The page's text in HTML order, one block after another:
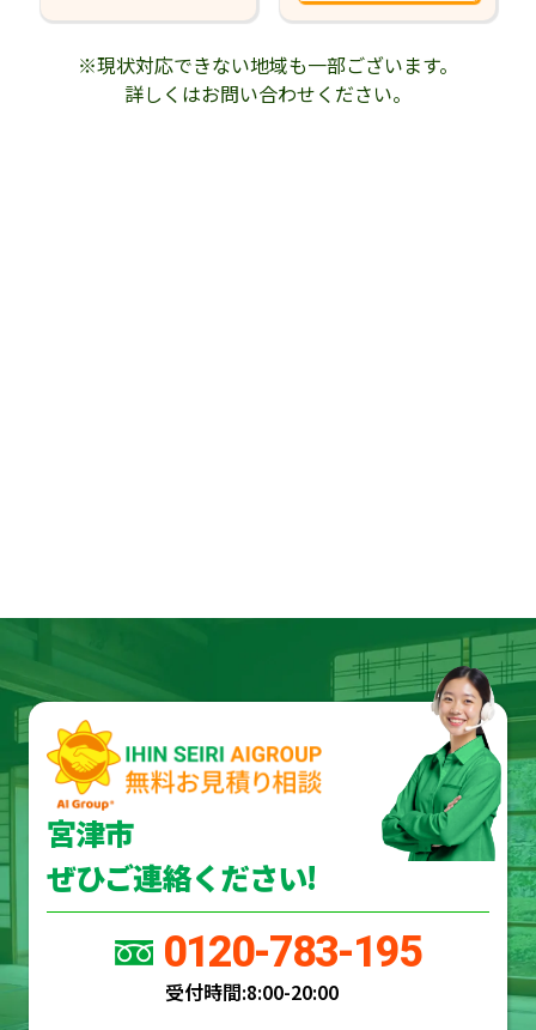
※現状対応できない地域も一部ございます。
詳しくはお問い合わせください。
宮津市
ぜひご連絡ください!
0120-783-195
受付時間:8:00-20:00